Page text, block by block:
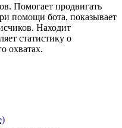
Помогает продвигать
помощи бота, показывает
Находит
статистику о
охватах.